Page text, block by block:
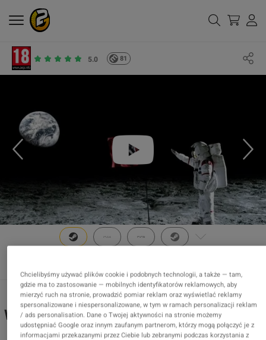
5.0 81
Wolfenstein: The New Order RoW Steam
Gift
Chcielibyśmy używać plików cookie i podobnych technologii, a także — tam,
gdzie ma to zastosowanie — mobilnych identyfikatorów reklamowych, aby
mierzyć ruch na stronie, prowadzić pomiar reklam oraz wyświetlać reklamy
spersonalizowane i niespersonalizowane, w tym w ramach personalizacji reklam
/ ads personalisation. Dane o Twojej aktywności na stronie możemy
udostępniać Google oraz innym zaufanym partnerom, którzy mogą połączyć je z
informacjami przekazanymi przez Ciebie lub zebranymi podczas korzystania z